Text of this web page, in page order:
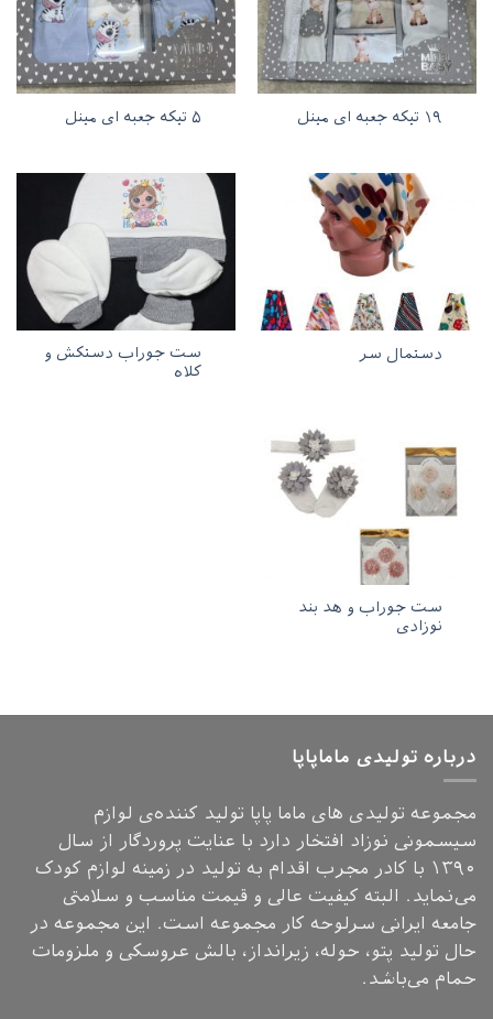
۱۹ تیکه جعبه ای مینل ۵ تیکه جعبه ای مینل
دستمال سر
ست جوراب دستکش و
کلاه
ست جوراب و هد بند
نوزادی
درباره تولیدی ماماپاپا
مجموعه تولیدی های ماما پاپا تولید کننده‌ی لوازم
سیسمونی نوزاد افتخار دارد با عنایت پروردگار از سال
۱۳۹۰ با کادر مجرب اقدام به تولید در زمینه لوازم کودک
می‌نماید. البته کیفیت عالی و قیمت مناسب و سلامتی
جامعه ایرانی سرلوحه کار مجموعه است. این مجموعه در
حال تولید پتو، حوله، زیرانداز، بالش عروسکی و ملزومات
حمام می‌باشد.